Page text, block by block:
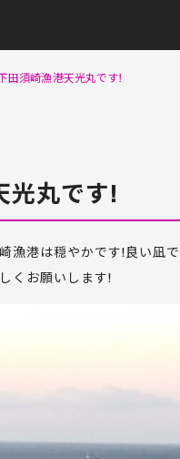
田須崎漁港天光丸です!
光丸です!
漁港は穏やかです!良い凪
くお願いします!